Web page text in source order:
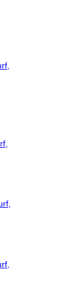
,
,
,